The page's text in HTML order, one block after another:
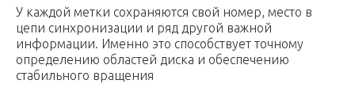
У каждой метки сохраняются свой номер, место в
цепи синхронизации и ряд другой важной
информации. Именно это способствует точному
определению областей диска и обеспечению
стабильного вращения